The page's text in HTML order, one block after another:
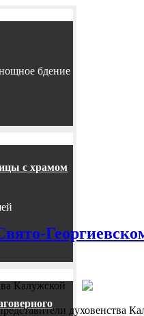
бдение
с храмом
Калужской
духовенства